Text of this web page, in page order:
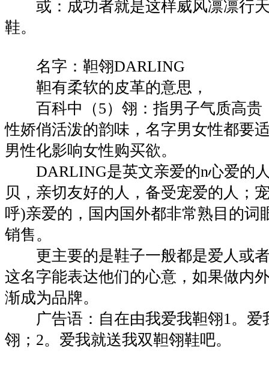
或：成功者就是这样威风凛凛行
鞋。
名字：靼翎DARLING
靼有柔软的皮革的意思，
百科中（5）翎：指男子气质高贵
性娇俏活泼的韵味，名字男女性都要
男性化影响女性购买欲。
DARLING是英文亲爱的n心爱的
贝，亲切友好的人，备受宠爱的人；
呼)亲爱的，国内国外都非常熟目的词
销售。
更主要的是鞋子一般都是爱人或者
这名字能表达他们的心意，如果做内
渐成为品牌。
广告语：自在由我爱我靼翎1。爱
翎；2。爱我就送我双靼翎鞋吧。